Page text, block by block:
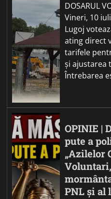
DOSARUL
Vineri, 10
Lugoj
ating direct
tarifele
și ajustarea
Întrebarea
OPINIE |
pute a
„Azilelor
PNL și al